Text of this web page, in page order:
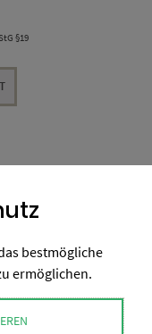
§19
bestmögliche
ermöglichen.